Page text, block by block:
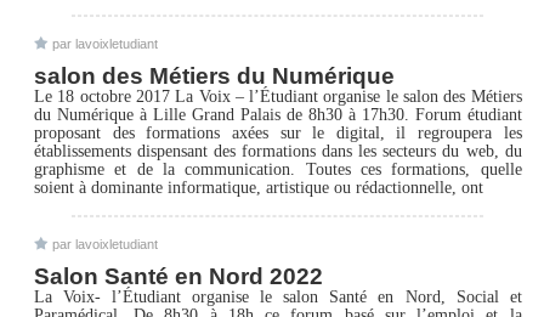
par lavoixletudiant
salon des Métiers du Numérique
Le 18 octobre 2017 La Voix – l’Étudiant organise le salon des Métiers
du Numérique à Lille Grand Palais de 8h30 à 17h30. Forum étudiant
proposant des formations axées sur le digital, il regroupera les
établissements dispensant des formations dans les secteurs du web, du
graphisme et de la communication. Toutes ces formations, quelle
soient à dominante informatique, artistique ou rédactionnelle, ont
par lavoixletudiant
Salon Santé en Nord 2022
La Voix- l’Étudiant organise le salon Santé en Nord, Social et